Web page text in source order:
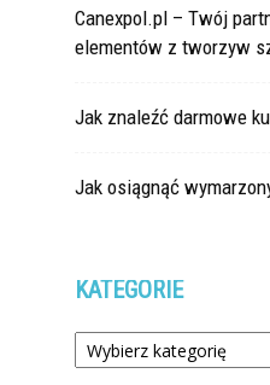
Canexpol.pl – Twój
elementów z tworzyw
Jak znaleźć darmowe
Jak osiągnąć
KATEGORIE
Kategorie